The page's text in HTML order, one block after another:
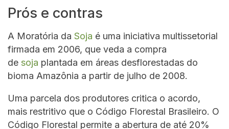
Prós e contras
A Moratória da Soja é uma iniciativa multissetorial
firmada em 2006, que veda a compra
de soja plantada em áreas desflorestadas do
bioma Amazônia a partir de julho de 2008.
Uma parcela dos produtores critica o acordo,
mais restritivo que o Código Florestal Brasileiro. O
Código Florestal permite a abertura de até 20%